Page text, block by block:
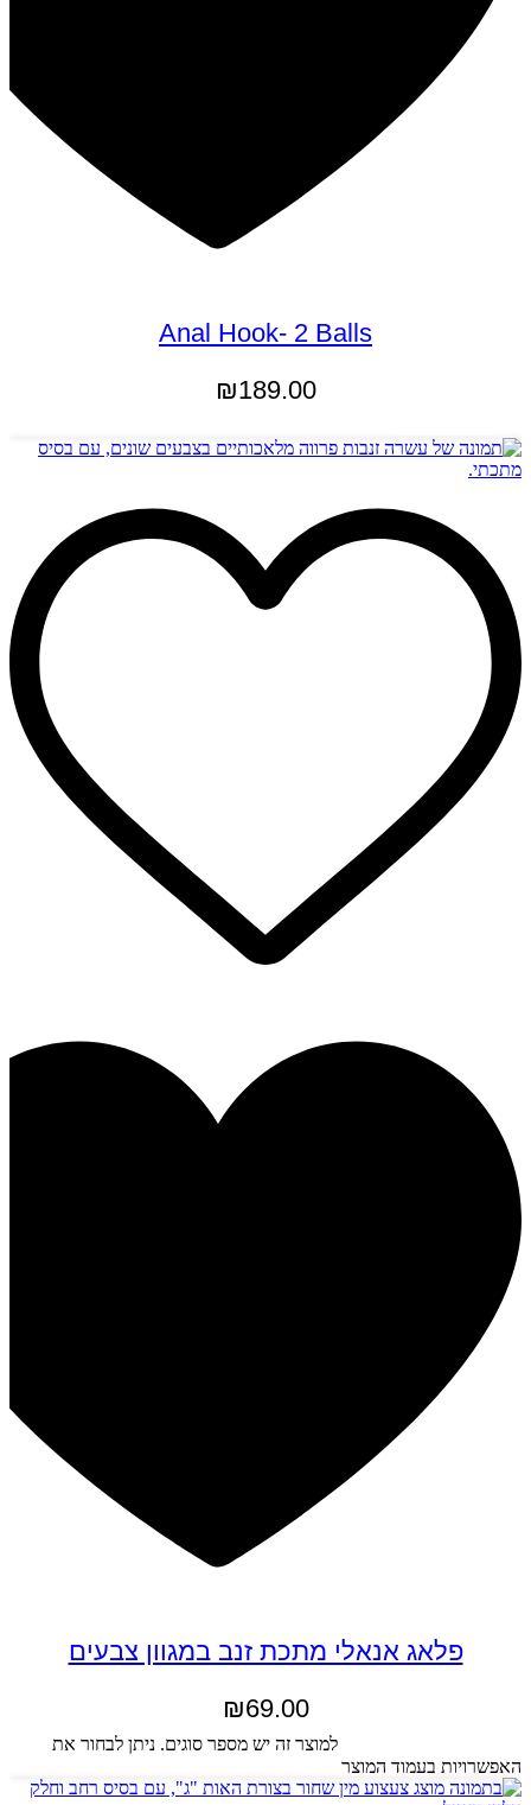
Anal Hook- 2 Balls
₪189.00
פלאג אנאלי מתכת זנב במגוון צבעים
₪69.00
למוצר זה יש מספר סוגים. ניתן לבחור את
האפשרויות בעמוד המוצר